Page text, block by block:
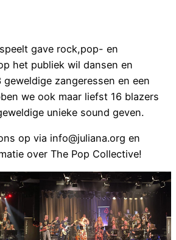
gave rock,pop- en
het publiek wil dansen en
geweldige zangeressen en een
we ook maar liefst 16 blazers
unieke sound geven.
op via info@juliana.org en
over The Pop Collective!